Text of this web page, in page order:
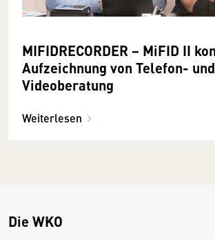
MIFIDRECORDER − MiFID II konforme
Aufzeichnung von Telefon- und
Videoberatung
Weiterlesen
Die WKO